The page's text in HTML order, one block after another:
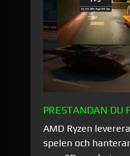
PRESTANDAN DU
AMD Ryzen
spelen och